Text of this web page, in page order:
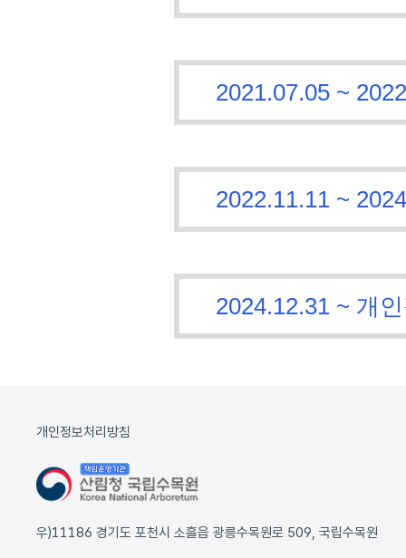
2021.07.05 ~
2022.11.11 ~
2024.12.31 ~ 개
개인정보처리방침
우)11186 경기도 포천시 소흘읍 광릉수목원로 509, 국립수목원